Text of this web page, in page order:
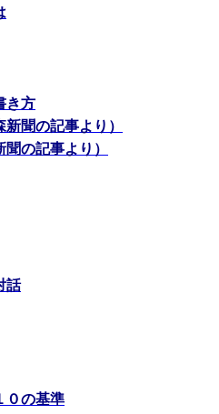
き方
聞の記事より）
の記事より）
話
の基準